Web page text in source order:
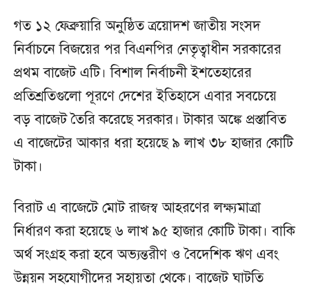
গত ১২ ফেব্রুয়ারি অনুষ্ঠিত ত্রয়োদশ জাতীয় সংসদ
নির্বাচনে বিজয়ের পর বিএনপির নেতৃত্বাধীন সরকারের
প্রথম বাজেট এটি। বিশাল নির্বাচনী ইশতেহারের
প্রতিশ্রতিগুলো পূরণে দেশের ইতিহাসে এবার সবচেয়ে
বড় বাজেট তৈরি করেছে সরকার। টাকার অঙ্কে প্রস্তাবিত
এ বাজেটের আকার ধরা হয়েছে ৯ লাখ ৩৮ হাজার কোটি
টাকা।
বিরাট এ বাজেটে মোট রাজস্ব আহরণের লক্ষ্যমাত্রা
নির্ধারণ করা হয়েছে ৬ লাখ ৯৫ হাজার কোটি টাকা। বাকি
অর্থ সংগ্রহ করা হবে অভ্যন্তরীণ ও বৈদেশিক ঋণ এবং
উন্নয়ন সহযোগীদের সহায়তা থেকে। বাজেট ঘাটতি